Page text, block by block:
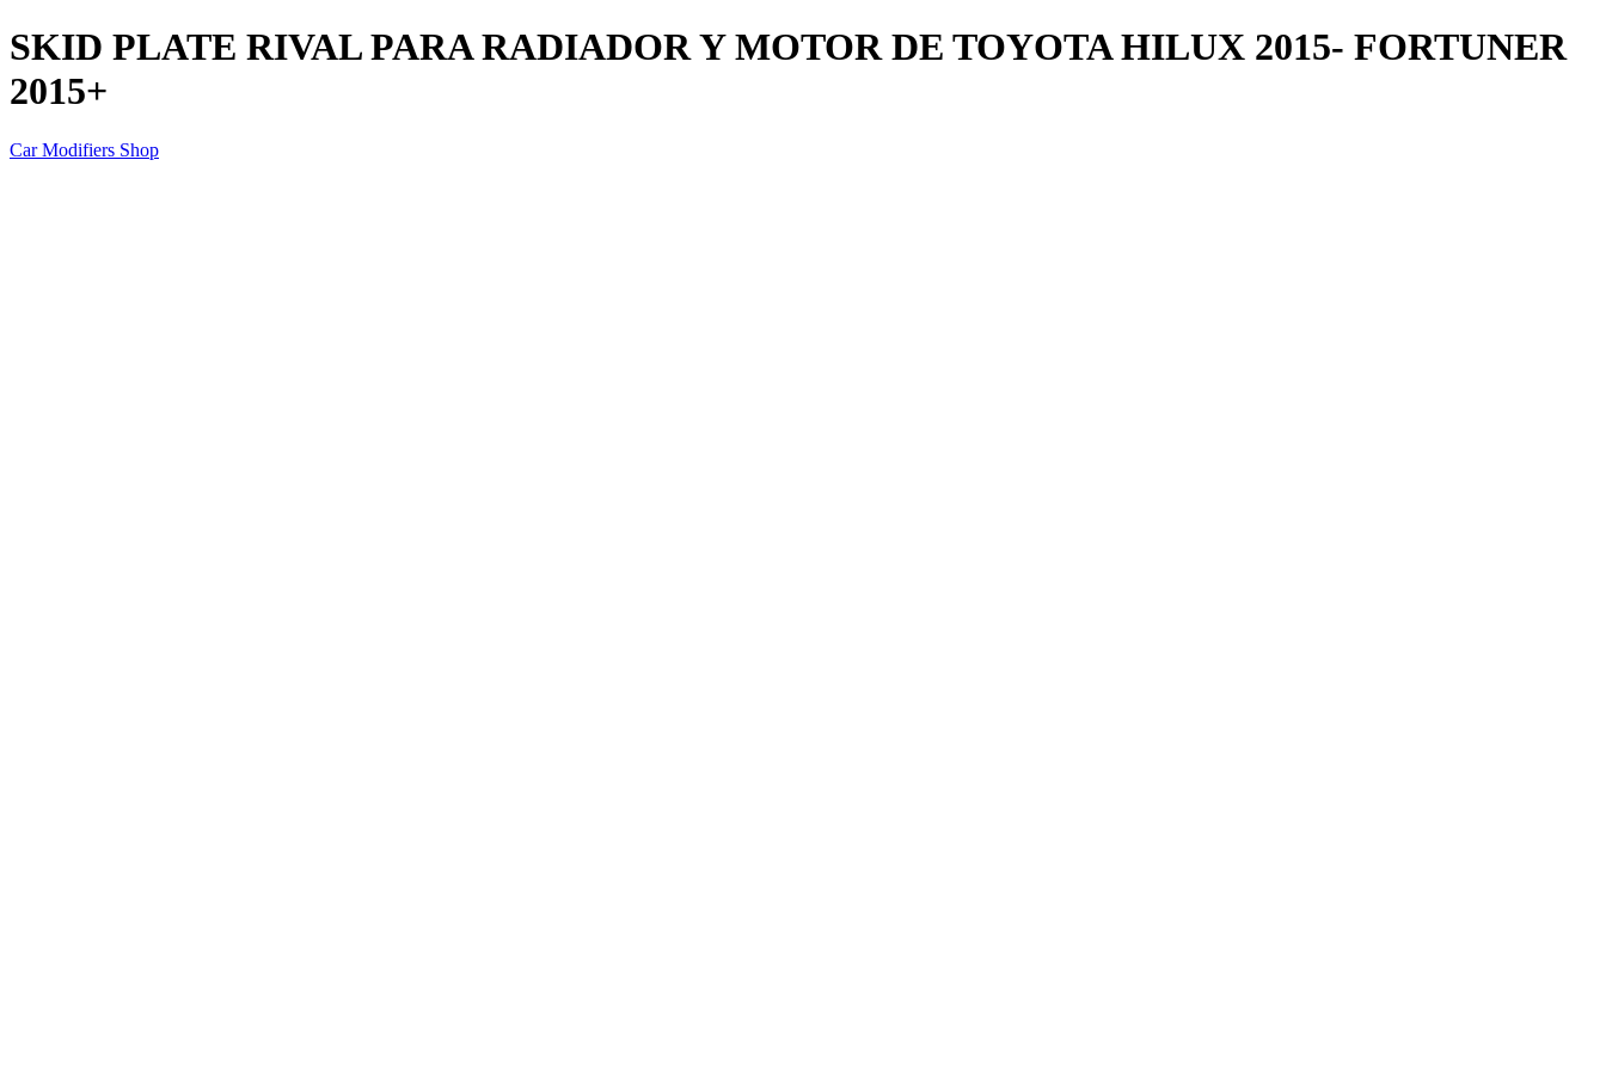
SKID PLATE RIVAL PARA RADIADOR Y MOTOR DE TOYOTA HILUX 2015- FORTUNER
2015+
Car Modifiers Shop